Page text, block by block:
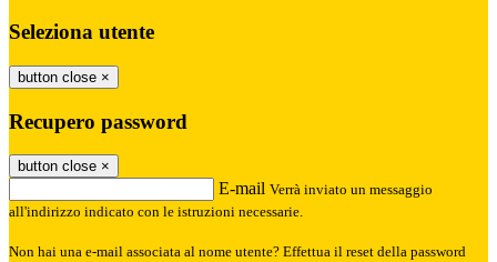
Seleziona utente
button close ×
Recupero password
button close ×
E-mail Verrà inviato un messaggio
all'indirizzo indicato con le istruzioni necessarie.
Non hai una e-mail associata al nome utente? Effettua il reset della password